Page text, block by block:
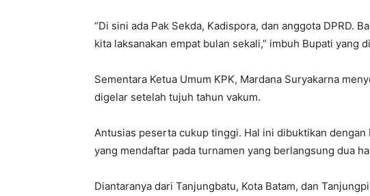
“Di sini ada Pak Sekda, Kadispora, dan anggota DPRD.
kita laksanakan empat bulan sekali,” imbuh Bupati yang
Sementara Ketua Umum KPK, Mardana Suryakarna
digelar setelah tujuh tahun vakum.
Antusias peserta cukup tinggi. Hal ini dibuktikan
yang mendaftar pada turnamen yang berlangsung dua
Diantaranya dari Tanjungbatu, Kota Batam, dan